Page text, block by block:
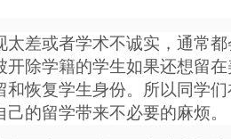
太差或者学术不诚实，通常
开除学籍的学生如果还想留
和恢复学生身份。所以同学
的留学带来不必要的麻烦。